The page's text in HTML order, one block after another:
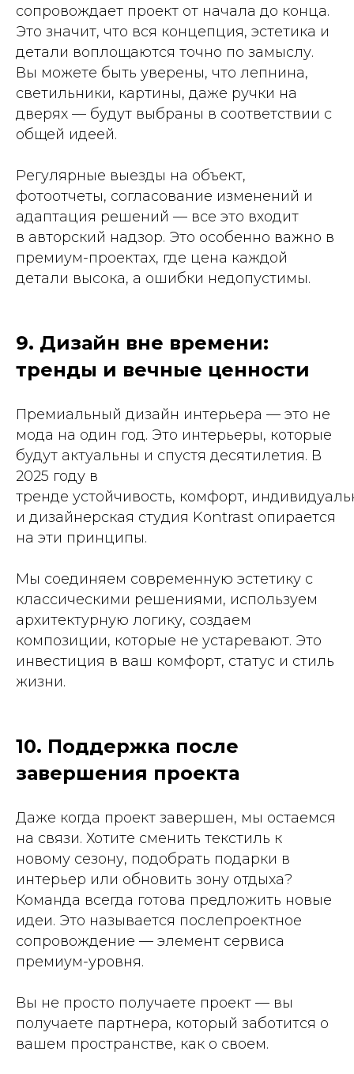
сопровождает проект от начала до конца.
Это значит, что вся концепция, эстетика и
детали воплощаются точно по замыслу.
Вы можете быть уверены, что лепнина,
светильники, картины, даже ручки на
дверях — будут выбраны в соответствии с
общей идеей.
Регулярные выезды на объект,
фотоотчеты, согласование изменений и
адаптация решений — все это входит
в авторский надзор. Это особенно важно в
премиум-проектах, где цена каждой
детали высока, а ошибки недопустимы.
9. Дизайн вне времени:
тренды и вечные ценности
Премиальный дизайн интерьера — это не
мода на один год. Это интерьеры, которые
будут актуальны и спустя десятилетия. В
2025 году в
тренде устойчивость, комфорт,
и дизайнерская студия Kontrast опирается
на эти принципы.
Мы соединяем современную эстетику с
классическими решениями, используем
архитектурную логику, создаем
композиции, которые не устаревают. Это
инвестиция в ваш комфорт, статус и стиль
жизни.
10. Поддержка после
завершения проекта
Даже когда проект завершен, мы остаемся
на связи. Хотите сменить текстиль к
новому сезону, подобрать подарки в
интерьер или обновить зону отдыха?
Команда всегда готова предложить новые
идеи. Это называется послепроектное
сопровождение — элемент сервиса
премиум-уровня.
Вы не просто получаете проект — вы
получаете партнера, который заботится о
вашем пространстве, как о своем.